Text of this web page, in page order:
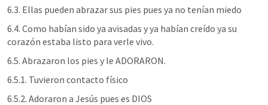
6.3. Ellas pueden abrazar sus pies pues ya no tenían miedo
6.4. Como habían sido ya avisadas y ya habían creído ya su
corazón estaba listo para verle vivo.
6.5. Abrazaron los pies y le ADORARON.
6.5.1. Tuvieron contacto físico
6.5.2. Adoraron a Jesús pues es DIOS